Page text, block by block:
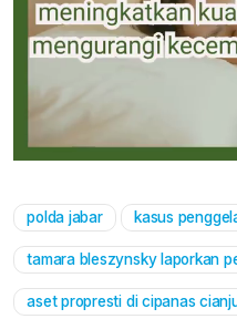
polda jabar kasus
tamara bleszynsky laporkan
aset propresti di cipanas